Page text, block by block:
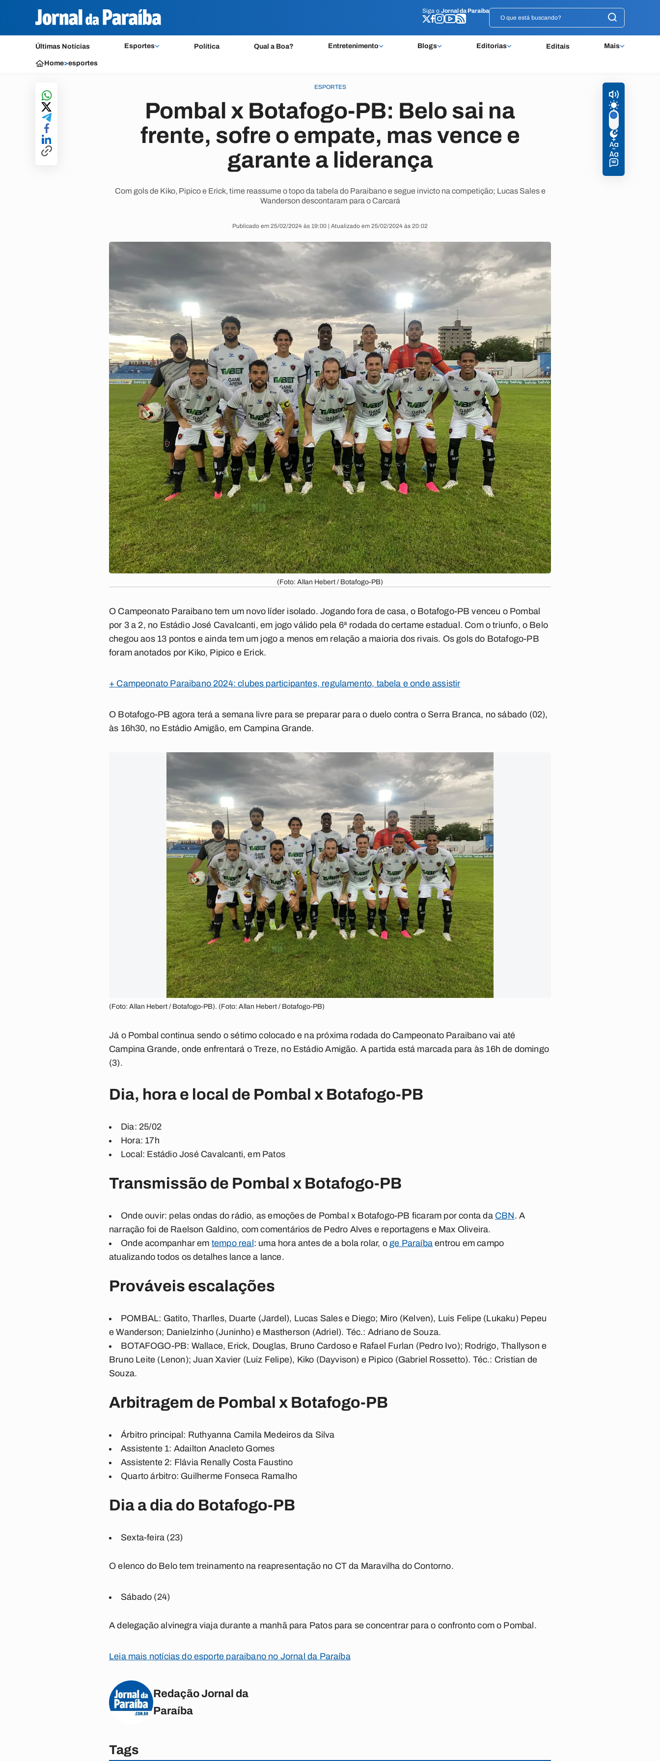
Siga o Jornal da Paraíba
Últimas Notícias Esportes Política Qual a Boa? Entretenimento Blogs Editorias Editais Mais
Siga o Jornal da Paraíba
Home>esportes
ESPORTES
Pombal x Botafogo-PB: Belo sai na
frente, sofre o empate, mas vence e
garante a liderança
Com gols de Kiko, Pipico e Erick, time reassume o topo da tabela do Paraibano e segue invicto na competição; Lucas Sales e
Wanderson descontaram para o Carcará
Publicado em 25/02/2024 às 19:00 | Atualizado em 25/02/2024 às 20:02
(Foto: Allan Hebert / Botafogo-PB)
O Campeonato Paraibano tem um novo líder isolado. Jogando fora de casa, o Botafogo-PB venceu o Pombal
por 3 a 2, no Estádio José Cavalcanti, em jogo válido pela 6ª rodada do certame estadual. Com o triunfo, o Belo
chegou aos 13 pontos e ainda tem um jogo a menos em relação a maioria dos rivais. Os gols do Botafogo-PB
foram anotados por Kiko, Pipico e Erick.
+ Campeonato Paraibano 2024: clubes participantes, regulamento, tabela e onde assistir
O Botafogo-PB agora terá a semana livre para se preparar para o duelo contra o Serra Branca, no sábado (02),
às 16h30, no Estádio Amigão, em Campina Grande.
(Foto: Allan Hebert / Botafogo-PB). (Foto: Allan Hebert / Botafogo-PB)
Já o Pombal continua sendo o sétimo colocado e na próxima rodada do Campeonato Paraibano vai até
Campina Grande, onde enfrentará o Treze, no Estádio Amigão. A partida está marcada para às 16h de domingo
(3).
Dia, hora e local de Pombal x Botafogo-PB
Dia: 25/02
Hora: 17h
Local : Estádio José Cavalcanti, em Patos
Transmissão de Pombal x Botafogo-PB
Onde ouvir: pelas ondas do rádio, as emoções de Pombal x Botafogo-PB ficaram por conta da CBN. A
narração foi de Raelson Galdino, com comentários de Pedro Alves e reportagens e Max Oliveira.
Onde acompanhar em tempo real : uma hora antes de a bola rolar, oge Paraíba entrou em campo
atualizando todos os detalhes lance a lance.
Prováveis escalações
POMBAL: Gatito, Tharlles, Duarte (Jardel), Lucas Sales e Diego; Miro (Kelven), Luis Felipe (Lukaku) Pepeu
e Wanderson; Danielzinho (Juninho) e Mastherson (Adriel). Téc.: Adriano de Souza.
BOTAFOGO-PB: Wallace, Erick, Douglas, Bruno Cardoso e Rafael Furlan (Pedro Ivo); Rodrigo, Thallyson e
Bruno Leite (Lenon); Juan Xavier (Luiz Felipe), Kiko (Dayvison) e Pipico (Gabriel Rossetto). Téc.: Cristian de
Souza.
Arbitragem de Pombal x Botafogo-PB
Árbitro principal : Ruthyanna Camila Medeiros da Silva
Assistente 1: Adailton Anacleto Gomes
Assistente 2: Flávia Renally Costa Faustino
Quarto árbitro: Guilherme Fonseca Ramalho
Dia a dia do Botafogo-PB
Sexta-feira (23)
O elenco do Belo tem treinamento na reapresentação no CT da Maravilha do Contorno.
Sábado (24)
A delegação alvinegra viaja durante a manhã para Patos para se concentrar para o confronto com o Pombal.
Leia mais notícias do esporte paraibano no Jornal da Paraíba
Redação Jornal da
Paraíba
Tags